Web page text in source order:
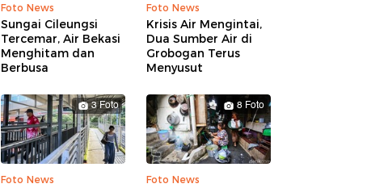
Foto News
Sungai Cileungsi
Tercemar, Air Bekasi
Menghitam dan
Berbusa
Foto News
Krisis Air Mengintai,
Dua Sumber Air di
Grobogan Terus
Menyusut
3 Foto
Foto News
8 Foto
Foto News